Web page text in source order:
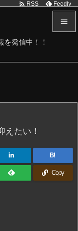
発信中！！

前へ
 RSS Feedly
たい！
B!
Copy